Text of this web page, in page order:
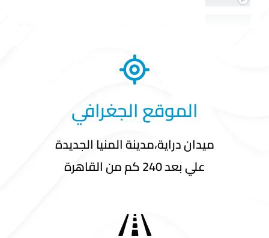
تخريج أولي دفعات كلية إدارة الأعمال
الموقع الجغرافي
ميدان دراية،مدينة المنيا الجديدة
علي بعد 240 كم من القاهرة